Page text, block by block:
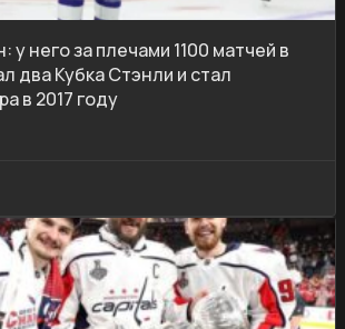
у него за плечами 1100 матчей в
два Кубка Стэнли и стал
в 2017 году